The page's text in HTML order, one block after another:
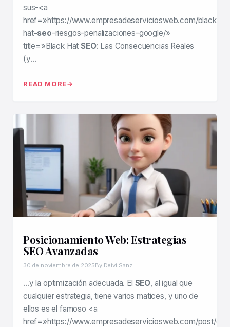
sus-<a
href=»https://www.empresadeserviciosweb.com/black-
hat-seo-riesgos-penalizaciones-google/»
title=»Black HatSEO: Las Consecuencias Reales
(y…
READ MORE
Posicionamiento Web: Estrategias
SEO Avanzadas
30 de noviembre de 2025By Deivi Sanz
…y la optimización adecuada. El SEO, al igual que
cualquier estrategia, tiene varios matices, y uno de
ellos es el famoso <a
href=»https://www.empresadeserviciosweb.com/post/